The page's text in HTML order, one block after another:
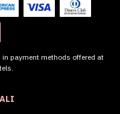
payment methods offered at